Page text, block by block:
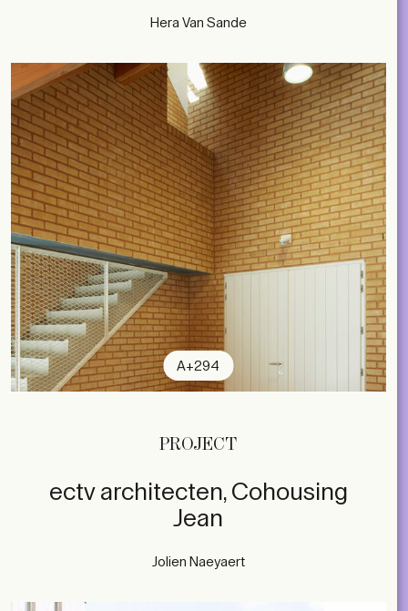
Hera Van Sande
A+294
PROJECT
ectv architecten, Cohousing
Jean
Jolien Naeyaert